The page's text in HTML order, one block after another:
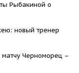
Рыбакиной о
новый тренер
Черноморец –